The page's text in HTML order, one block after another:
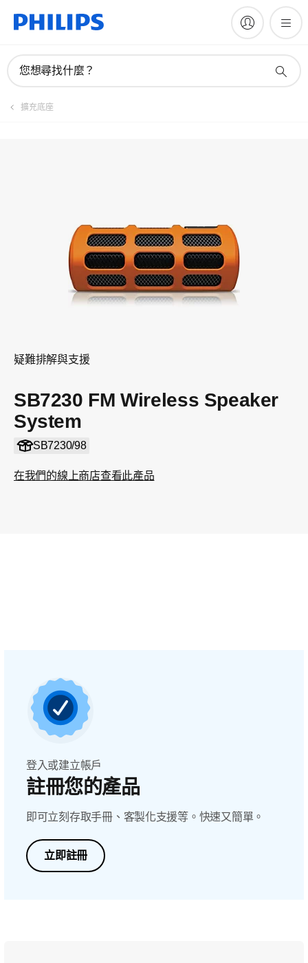
您想尋找什麼？
擴充底座
疑難排解與支援
SB7230 FM Wireless Speaker
System
SB7230/98
在我們的線上商店查看此產品
註冊產品
登入或建立帳戶
註冊您的產品
即可立刻存取手冊、客製化支援等。快速又簡單。
立即註冊